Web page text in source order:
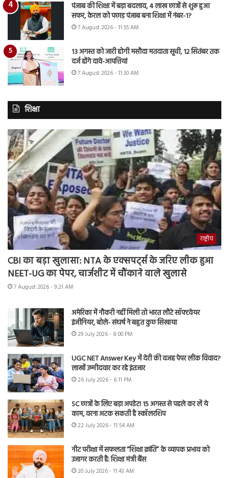
पंजाब की शिक्षा में बड़ा बदलाव, 4 लाख छात्रों से शुरू हुआ
सफर, केरल को पछाड़ पंजाब बना शिक्षा में नंबर-1?
7 August 2026 - 11:55 AM
13 अगस्त को जारी होगी मसौदा मतदाता सूची, 12 सितंबर तक
दर्ज होंगे दावे-आपत्तियां
7 August 2026 - 11:30 AM
शिक्षा
राष्ट्रीय
CBI का बड़ा खुलासा: NTA के एक्सपर्ट्स के जरिए लीक हुआ
NEET-UG का पेपर, चार्जशीट में चौंकाने वाले खुलासे
7 August 2026 - 9:21 AM
अमेरिका में नौकरी नहीं मिली तो भारत लौटे सॉफ्टवेयर
इंजीनियर, बोले- संघर्ष ने बहुत कुछ सिखाया
29 July 2026 - 8:00 PM
UGC NET Answer Key में देरी की वजह पेपर लीक विवाद?
लाखों उम्मीदवार कर रहे इंतजार
26 July 2026 - 6:11 PM
SC छात्रों के लिए बड़ा अपडेट! 15 अगस्त से पहले कर लें ये
काम, वरना अटक सकती है स्कॉलरशिप
22 July 2026 - 11:54 AM
नीट परीक्षा में सफलता “शिक्षा क्रांति” के व्यापक प्रभाव को
उजागर करती है: शिक्षा मंत्री बैंस
20 July 2026 - 11:43 AM